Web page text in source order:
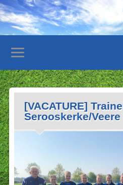
[VACATURE]
Serooskerke/Veere